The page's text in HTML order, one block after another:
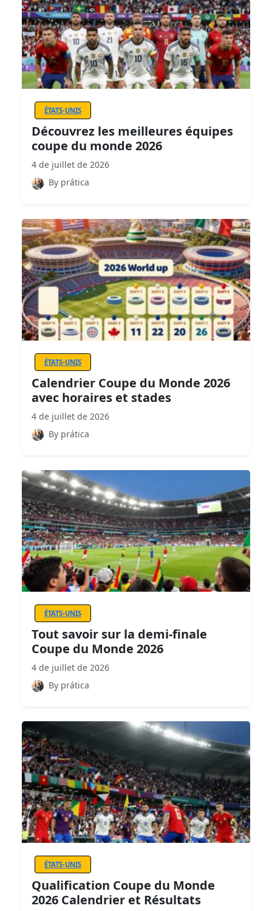
ÉTATS-UNIS
Découvrez les meilleures équipes
coupe du monde 2026
4 de juillet de 2026
By prática
ÉTATS-UNIS
Calendrier Coupe du Monde 2026
avec horaires et stades
4 de juillet de 2026
By prática
ÉTATS-UNIS
Tout savoir sur la demi-finale
Coupe du Monde 2026
4 de juillet de 2026
By prática
ÉTATS-UNIS
Qualification Coupe du Monde
2026 Calendrier et Résultats